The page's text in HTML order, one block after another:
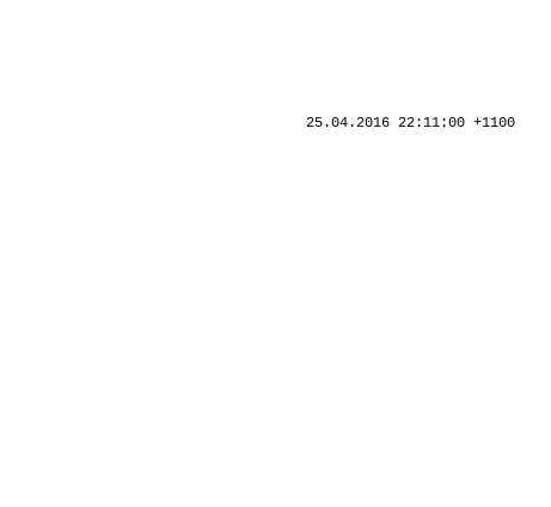
25.04.2016 22:11:00 +1100